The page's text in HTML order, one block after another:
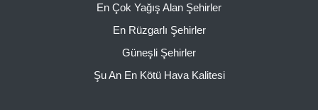
En Çok Yağış Alan Şehirler
En Rüzgarlı Şehirler
Güneşli Şehirler
Şu An En Kötü Hava Kalitesi